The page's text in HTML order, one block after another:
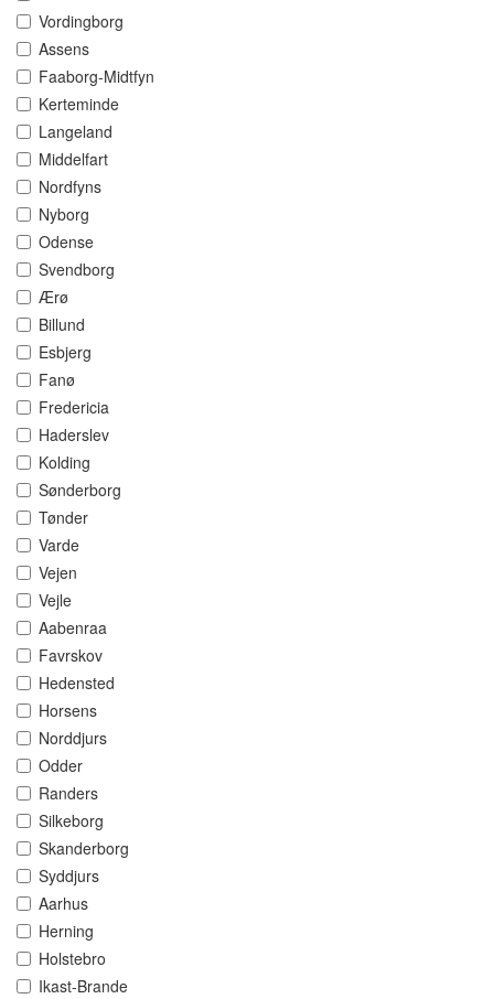
Vordingborg
Assens
Faaborg-Midtfyn
Kerteminde
Langeland
Middelfart
Nordfyns
Nyborg
Odense
Svendborg
Ærø
Billund
Esbjerg
Fanø
Fredericia
Haderslev
Kolding
Sønderborg
Tønder
Varde
Vejen
Vejle
Aabenraa
Favrskov
Hedensted
Horsens
Norddjurs
Odder
Randers
Silkeborg
Skanderborg
Syddjurs
Aarhus
Herning
Holstebro
Ikast-Brande